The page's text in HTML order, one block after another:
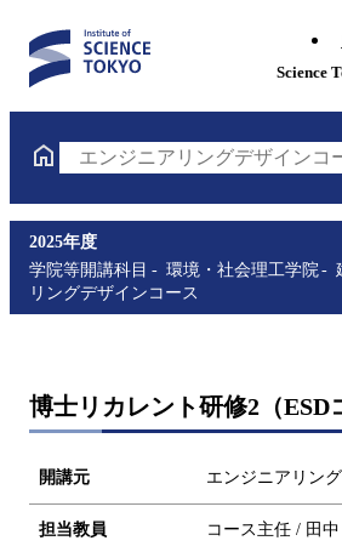
Science
エンジニアリングデザインコ
2025年度
学院等開講科目
環境・社会理工学院
リングデザインコース
博士リカレント研修2（ESD
開講元 エンジニアリン
担当教員 コース主任 / 田